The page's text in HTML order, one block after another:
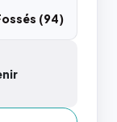
(94)